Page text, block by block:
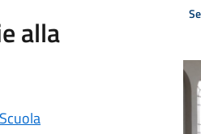
alla
Scuola